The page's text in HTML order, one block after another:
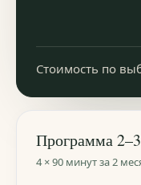
Стоимость по
Программа
4 × 90 минут за 2